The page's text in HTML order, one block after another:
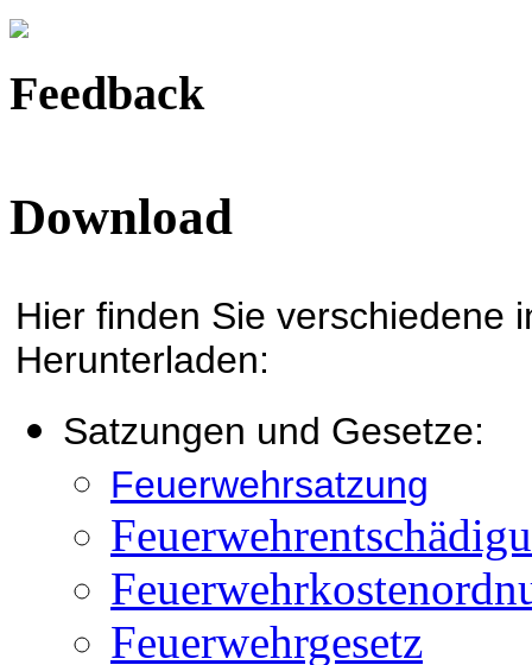
Feedback
Download
Hier finden Sie verschiedene
Herunterladen:
Satzungen und Gesetze:
Feuerwehrsatzung
Feuerwehrgesetz